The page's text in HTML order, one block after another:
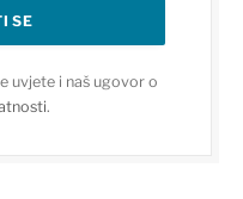
uvjete i naš ugovor o
.